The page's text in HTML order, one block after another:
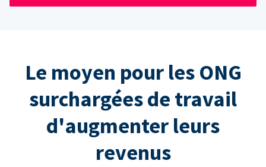
Le moyen pour les ONG
surchargées de travail
d'augmenter leurs
revenus